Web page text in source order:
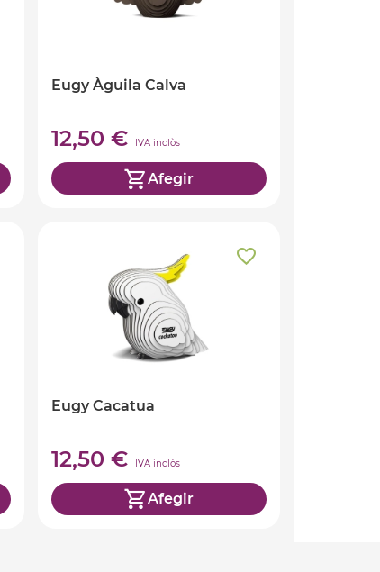
Eugy Àguila Calva
12,50 € IVA inclòs
Afegir
Eugy Cacatua
12,50 € IVA inclòs
Afegir